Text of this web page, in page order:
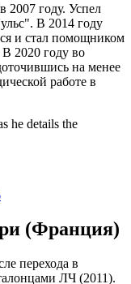
году. Успел
В 2014 году
и стал помощником
2020 году во
на менее
работе в
he details the
(Франция)
перехода в
ЛЧ (2011).